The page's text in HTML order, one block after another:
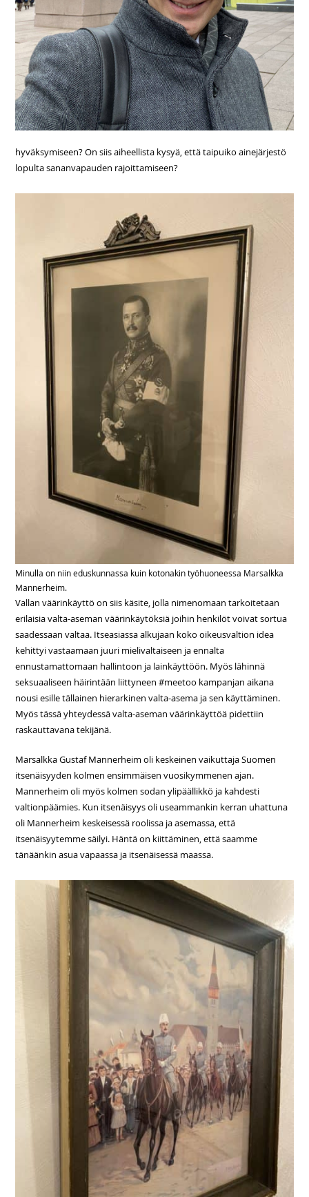
hyväksymiseen? On siis aiheellista kysyä, että taipuiko ainejärjestö
lopulta sananvapauden rajoittamiseen?
Minulla on niin eduskunnassa kuin kotonakin työhuoneessa Marsalkka
Mannerheim.
Vallan väärinkäyttö on siis käsite, jolla nimenomaan tarkoitetaan
erilaisia valta-aseman väärinkäytöksiä joihin henkilöt voivat sortua
saadessaan valtaa. Itseasiassa alkujaan koko oikeusvaltion idea
kehittyi vastaamaan juuri mielivaltaiseen ja ennalta
ennustamattomaan hallintoon ja lainkäyttöön. Myös lähinnä
seksuaaliseen häirintään liittyneen #meetoo kampanjan aikana
nousi esille tällainen hierarkinen valta-asema ja sen käyttäminen.
Myös tässä yhteydessä valta-aseman väärinkäyttöä pidettiin
raskauttavana tekijänä.
Marsalkka Gustaf Mannerheim oli keskeinen vaikuttaja Suomen
itsenäisyyden kolmen ensimmäisen vuosikymmenen ajan.
Mannerheim oli myös kolmen sodan ylipäällikkö ja kahdesti
valtionpäämies. Kun itsenäisyys oli useammankin kerran uhattuna
oli Mannerheim keskeisessä roolissa ja asemassa, että
itsenäisyytemme säilyi. Häntä on kiittäminen, että saamme
tänäänkin asua vapaassa ja itsenäisessä maassa.